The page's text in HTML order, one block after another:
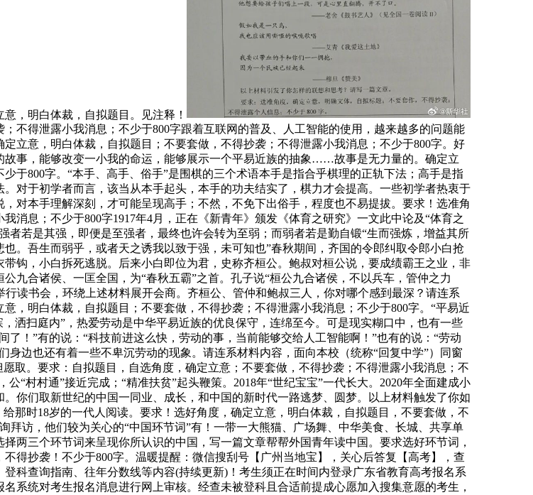
，明白体裁，自拟题目。见注释！
不得泄露小我消息；不少于800字跟着互联网的普及、人工智能的使用，越来越多的问题能
立意，明白体裁，自拟题目；不要套做，不得抄袭；不得泄露小我消息；不少于800字。好
事，能够改变一小我的命运，能够展示一个平易近族的抽象……故事是无力量的。确定立
于800字。“本手、高手、俗手”是围棋的三个术语本手是指合乎棋理的正轨下法；高手是指
对于初学者而言，该当从本手起头，本手的功夫结实了，棋力才会提高。一些初学者热衷于
对本手理解深刻，才可能呈现高手；不然，不免下出俗手，程度也不易提拔。要求！选准角
消息；不少于800字1917年4月，正在《新青年》颁发《体育之研究》一文此中论及“体育之
若是其强，即便是至强者，最终也许会转为至弱；而弱者若是勤自锻“生而强炼，增益其所
。吾生而弱乎，或者天之诱我以致于强，未可知也”春秋期间，齐国的令郎纠取令郎小白抢
钩，小白拆死逃脱。后来小白即位为君，史称齐桓公。鲍叔对桓公说，要成绩霸王之业，非
九合诸侯、一匡全国，为“春秋五霸”之首。孔子说“桓公九合诸侯，不以兵车，管仲之力
读书会，环绕上述材料展开会商。齐桓公、管仲和鲍叔三人，你对哪个感到最深？请连系
，明白体裁，自拟题目；不要套做，不得抄袭；不得泄露小我消息；不少于800字。“平易近
洒扫庭内”，热爱劳动是中华平易近族的优良保守，连绵至今。可是现实糊口中，也有一些
！”有的说：“科技前进这么快，劳动的事，当前能够交给人工智能啊！”也有的说：“劳动
边也还有着一些不卑沉劳动的现象。请连系材料内容，面向本校（统称“回复中学”）同窗
取。要求：自拟题目，自选角度，确定立意；不要套做，不得抄袭；不得泄露小我消息；不
“村村通”接近完成；“精准扶贫”起头鞭策。2018年“世纪宝宝”一代长大。2020年全面建成小
你们取新世纪的中国一同业、成长，和中国的新时代一路逃梦、圆梦。以上材料触发了你如
那时18岁的一代人阅读。要求！选好角度，确定立意，明白体裁，自拟题目，不要套做，不
访，他们较为关心的“中国环节词”有！一带一大熊猫、广场舞、中华美食、长城、共享单
两三个环节词来呈现你所认识的中国，写一篇文章帮帮外国青年读中国。要求选好环节词，
得抄袭！不少于800字。温暖提醒：微信搜刮号【广州当地宝】，关心后答复【高考】，查
科查询指南、往年分数线等内容(持续更新)！考生须正在时间内登录广东省教育高考报名系
系统对考生报名消息进行网上审核。经查未被登科且合适前提成心愿加入搜集意愿的考生，